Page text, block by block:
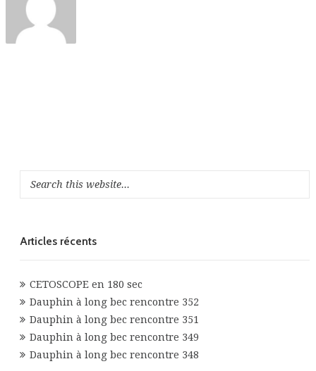
Articles récents
CETOSCOPE en 180 sec
Dauphin à long bec rencontre 352
Dauphin à long bec rencontre 351
Dauphin à long bec rencontre 349
Dauphin à long bec rencontre 348